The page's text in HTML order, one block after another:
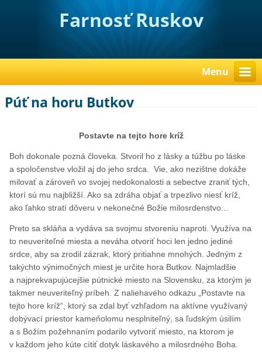
Farnosť Ruskov
Menu
Púť na horu Butkov
Postavte na tejto hore kríž
Boh dokonale pozná človeka. Stvoril ho z lásky a túžbu po láske
a spoločenstve vložil aj do jeho srdca. Vie, ako nezištne dokáže
milovať a zároveň vo svojej nedokonalosti a sebectve zraniť tých,
ktorí sú mu najbližší. Ako sa zdráha objať a trpezlivo niesť kríž,
ako ľahko stratí dôveru v nekonečné Božie milosrdenstvo...
Preto sa skláňa a vydáva sa svojmu stvoreniu naproti. Využíva na
to neuveriteľné miesta a neváha otvoriť hoci len jedno jediné
srdce, aby sa zrodil zázrak, ktorý pritiahne mnohých. Jedným z
takýchto výnimočných miest je určite hora Butkov. Najmladšie
a najprekvapujúcejšie pútnické miesto na Slovensku, za ktorým je
takmer neuveriteľný príbeh. Z naliehavého odkazu „Postavte na
tejto hore kríž“, ktorý sa zdal byť vzhľadom na aktívne využívaný
dobývací priestor kameňolomu nesplniteľný, sa ľudským úsilím
a s Božím požehnaním podarilo vytvoriť miesto, na ktorom je
v každom jeho kúte cítiť dotyk láskavého a milosrdného Boha.